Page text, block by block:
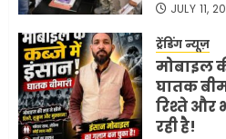
JULY 11,
ट्रेंडिंग न्यूज़
मोबाइल
घातक
रिश्ते और
रही है!